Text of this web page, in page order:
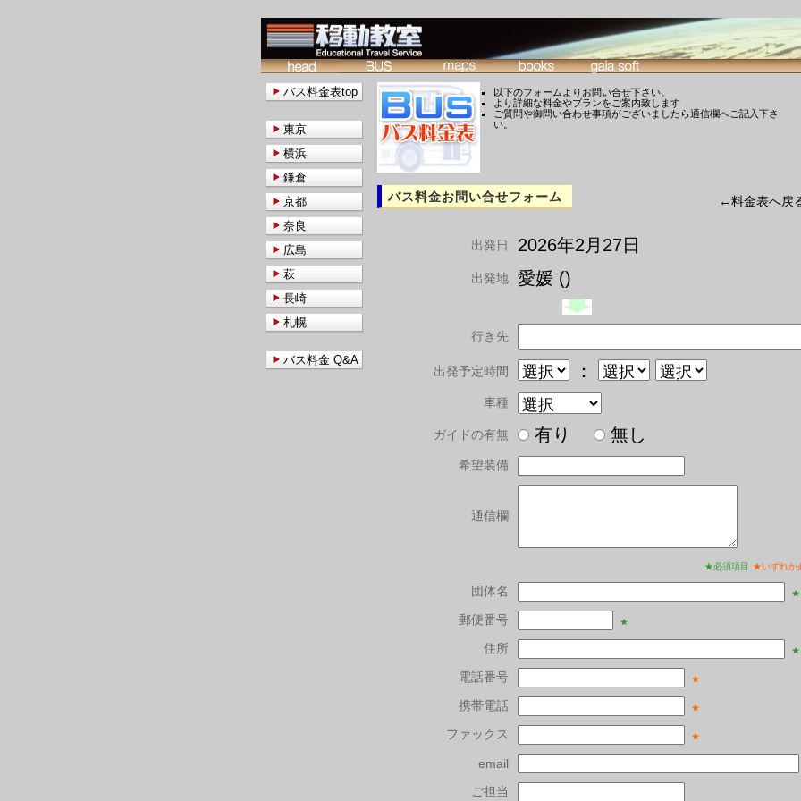
以下のフォームよりお問い合せ下さい。
より詳細な料金やプランをご案内致します
ご質問や御問い合わせ事項がございましたら通信欄へご記入下さ
い。
バス料金お問い合せフォーム ←料金表へ戻
出発日 2026年2月27日
出発地 愛媛 ()
行き先
出発予定時間 ：
車種
ガイドの有無 有り 無し
希望装備
通信欄
★必須項目 ★いずれか
団体名 ★
郵便番号 ★
住所 ★
電話番号 ★
携帯電話 ★
ファックス ★
email
ご担当
バス料金表top
東京
横浜
鎌倉
京都
奈良
広島
萩
長崎
札幌
バス料金 Q&A